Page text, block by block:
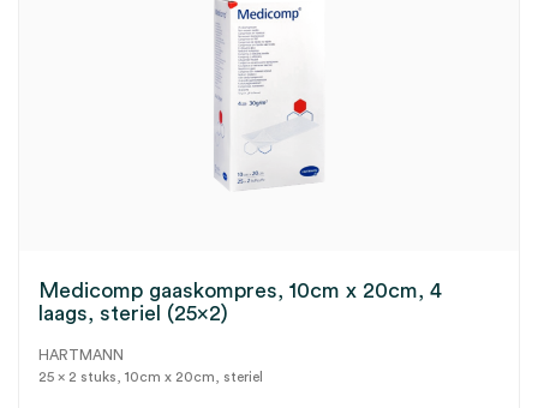
Medicomp gaaskompres, 10cm x 20cm, 4
laags, steriel (25×2)
HARTMANN
25 x 2 stuks, 10cm x 20cm, steriel